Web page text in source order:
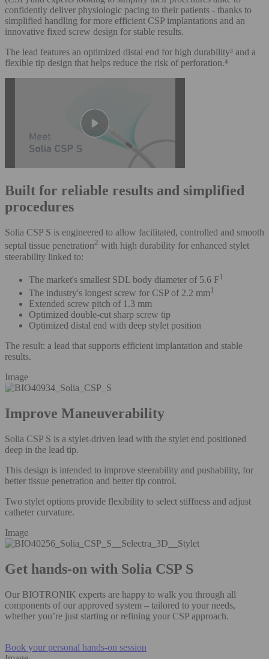
confidently deliver physiologic pacing to their patients - thanks to
simplified handling for more efficient CSP implantations and an
innovative fixed screw design for stable results.
The lead features an optimized distal end for high durability³ and a
flexible tip design that helps reduce the risk of perforation.⁴
Built for reliable results and simplified
procedures
Solia CSP S is engineered to allow facilitated, controlled and smooth
septal tissue penetration2 with high durability for enhanced stylet
steerability linked to:
The market's smallest SDL body diameter of 5.6 F1
The industry's longest screw for CSP of 2.2 mm1
Extended screw pitch of 1.3 mm
Optimized double-cut sharp screw tip
Optimized distal end with deep stylet position
The result: a lead that supports efficient implantation and stable
results.
Image
Improve Maneuverability
Solia CSP S is a stylet-driven lead with the stylet end positioned
deep in the lead tip.
This design is intended to improve steerability and pushability, for
better tissue penetration and better tip control.
Two stylet options provide flexibility to select stiffness and adjust
catheter curvature.
Image
Get hands-on with Solia CSP S
Our BIOTRONIK experts are happy to walk you through all
components of our approved system – tailored to your needs,
whether you’re just starting or refining your CSP approach.
Book your personal hands-on session